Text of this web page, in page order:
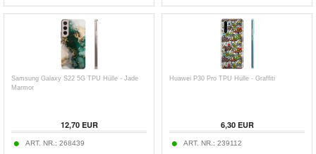
Samsung Galaxy S22 5G TPU Hülle - Jade
Marmor
12,70 EUR
ART. NR.: 268439
Huawei P30 Pro TPU Hülle - Graffiti
6,30 EUR
ART. NR.: 239112